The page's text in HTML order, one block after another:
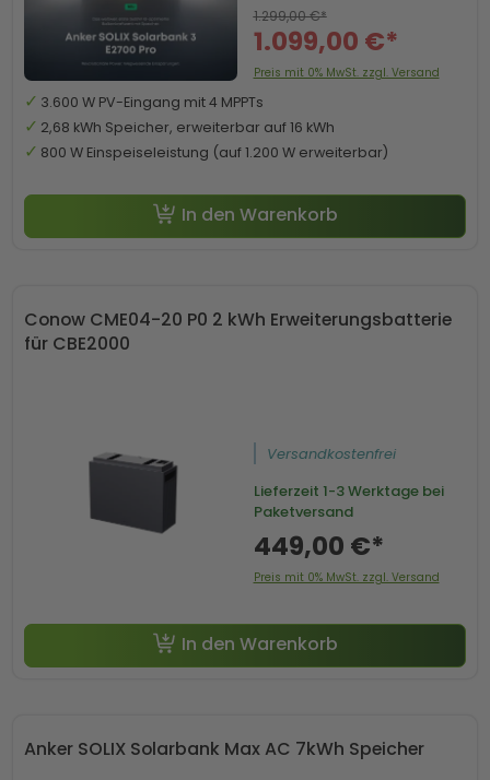
1.099,00 €*
1.299,00 €*
Preis mit 0% MwSt. zzgl. Versand
3.600 W PV-Eingang mit 4 MPPTs
2,68 kWh Speicher, erweiterbar auf 16 kWh
800 W Einspeiseleistung (auf 1.200 W erweiterbar)
In den Warenkorb
Conow CME04-20 P0 2 kWh Erweiterungsbatterie
für CBE2000
Versandkostenfrei
Lieferzeit 1-3 Werktage bei
Paketversand
449,00 €*
Preis mit 0% MwSt. zzgl. Versand
In den Warenkorb
Anker SOLIX Solarbank Max AC 7kWh Speicher